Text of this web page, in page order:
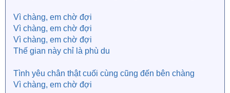
Vì chàng, em chờ đợi
Vì chàng, em chờ đợi
Vì chàng, em chờ đợi
Thế gian này chỉ là phù du
Tình yêu chân thật cuối cùng cũng đến bên chàng
Vì chàng, em chờ đợi